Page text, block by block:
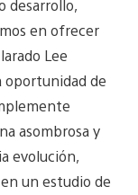
desarrollo,
en ofrecer
Lee
oportunidad de
asombrosa y
evolución,
un estudio de